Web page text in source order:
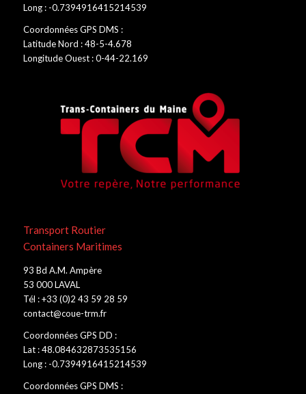
Long : -0.7394916415214539
Coordonnées GPS DMS :
Latitude Nord : 48-5-4.678
Longitude Ouest : 0-44-22.169
Transport Routier
Containers Maritimes
93 Bd A.M. Ampère
53 000 LAVAL
Tél : +33 (0)2 43 59 28 59
contact@coue-trm.fr
Coordonnées GPS DD :
Lat : 48.084632873535156
Long : -0.7394916415214539
Coordonnées GPS DMS :